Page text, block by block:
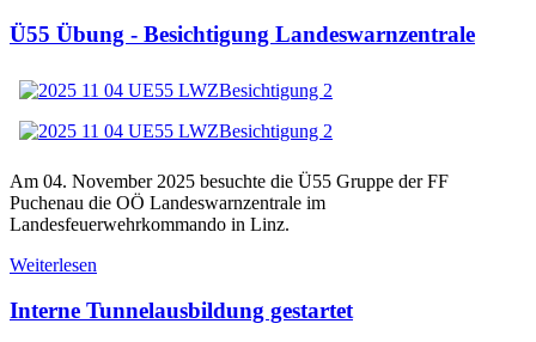
Ü55 Übung - Besichtigung Landeswarnzentrale
Am 04. November 2025 besuchte die Ü55 Gruppe der FF
Puchenau die OÖ Landeswarnzentrale im
Landesfeuerwehrkommando in Linz.
Weiterlesen
Interne Tunnelausbildung gestartet